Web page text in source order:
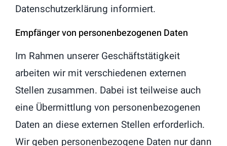
Datenschutzerklärung informiert.
Empfänger von personenbezogenen Daten
Im Rahmen unserer Geschäftstätigkeit
arbeiten wir mit verschiedenen externen
Stellen zusammen. Dabei ist teilweise auch
eine Übermittlung von personenbezogenen
Daten an diese externen Stellen erforderlich.
Wir geben personenbezogene Daten nur dann